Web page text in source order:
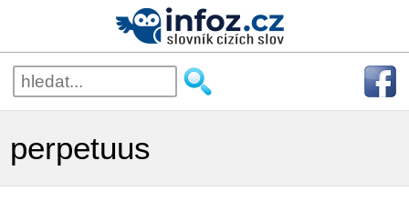
perpetuus